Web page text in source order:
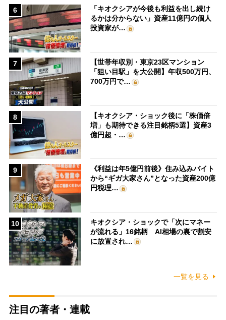
6
「キオクシアが今後も利益を出し続け
るかは分からない」資産11億円の個人
投資家が…
7
【世帯年収別・東京23区マンション
「狙い目駅」を大公開】年収500万円、
700万円で…
8
【キオクシア・ショック後に「株価倍
増」も期待できる注目銘柄5選】資産3
億円超・…
9
《利益は年5億円前後》住み込みバイト
から“ギガ大家さん”となった資産200億
円税理…
10
キオクシア・ショックで「次にマネー
が流れる」16銘柄 AI相場の裏で割安
に放置され…
一覧を見る
注目の著者・連載